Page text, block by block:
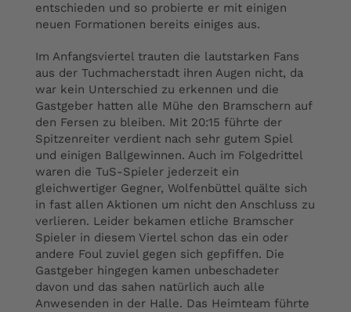
entschieden und so probierte er mit einigen
neuen Formationen bereits einiges aus.
Im Anfangsviertel trauten die lautstarken Fans
aus der Tuchmacherstadt ihren Augen nicht, da
war kein Unterschied zu erkennen und die
Gastgeber hatten alle Mühe den Bramschern auf
den Fersen zu bleiben. Mit 20:15 führte der
Spitzenreiter verdient nach sehr gutem Spiel
und einigen Ballgewinnen. Auch im Folgedrittel
waren die TuS-Spieler jederzeit ein
gleichwertiger Gegner, Wolfenbüttel quälte sich
in fast allen Aktionen um nicht den Anschluss zu
verlieren. Leider bekamen etliche Bramscher
Spieler in diesem Viertel schon das ein oder
andere Foul zuviel gegen sich gepfiffen. Die
Gastgeber hingegen kamen unbeschadeter
davon und das sahen natürlich auch alle
Anwesenden in der Halle. Das Heimteam führte